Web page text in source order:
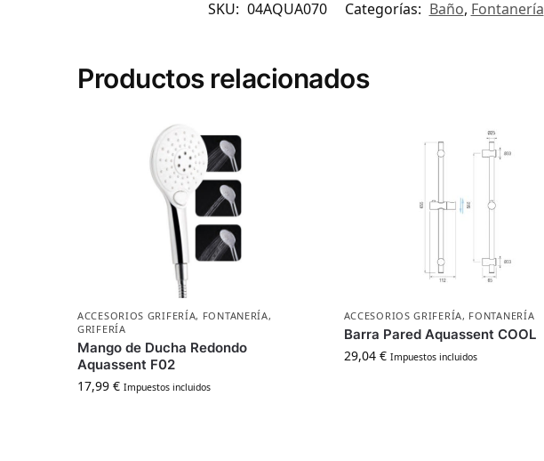
SKU: 04AQUA070 Categorías: Baño, Fontanería
Productos relacionados
ACCESORIOS GRIFERÍA, FONTANERÍA,
GRIFERÍA
Mango de Ducha Redondo
Aquassent F02
17,99€ Impuestos incluidos
ACCESORIOS GRIFERÍA, FONTANERÍA
Barra Pared Aquassent COOL
29,04 € Impuestos incluidos